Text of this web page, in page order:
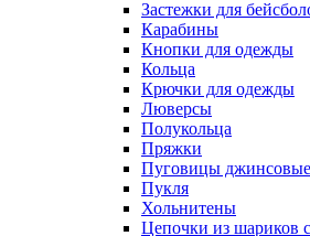
Застежки для
Карабины
Кнопки для одежды
Кольца
Крючки для одежды
Люверсы
Полукольца
Пряжки
Пуговицы джинсовые
Пукля
Хольнитены
Цепочки из шариков